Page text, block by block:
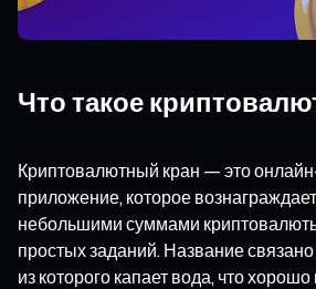
Что такое
Криптовалютный кран — это
приложение, которое
небольшими суммами
простых заданий. Название
из которого капает вода, что